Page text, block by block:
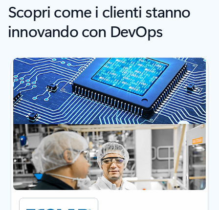
Scopri come i clienti stanno
innovando con DevOps
Visualizzazione della diapositiva 1 di 6